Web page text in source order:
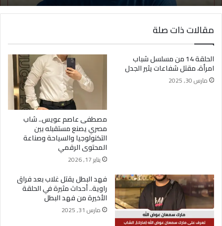
مقالات ذات صلة
الحلقة 14 من مسلسل شباب
امرأة، مقتل شفاعات يثير الجدل
مارس 30, 2025
مصطفى عاصم عويس.. شاب
مصري يصنع مستقبله بين
التكنولوجيا والسياحة وصناعة
المحتوى الرقمي
يناير 17, 2026
فهد البطل يقتل غلاب بعد فراق
راوية.. أحداث مثيرة في الحلقة
الأخيرة من فهد البطل
مارس 31, 2025